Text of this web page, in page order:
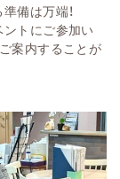
備は万端！
トにご参加い
案内することが